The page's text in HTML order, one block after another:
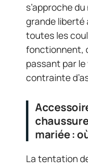
s’approche
grande liberté
toutes les
fonctionnent,
passant par
contrainte
mariée :
La tentation